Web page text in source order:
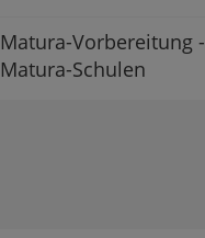
Matura-Vorbereitung -
Matura-Schulen